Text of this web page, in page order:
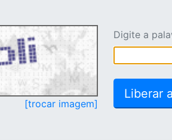
[trocar imagem]
Digite a